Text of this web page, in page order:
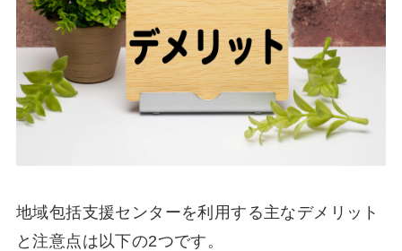
地域包括支援センターを利用する主なデメリット
と注意点は以下の2つです。